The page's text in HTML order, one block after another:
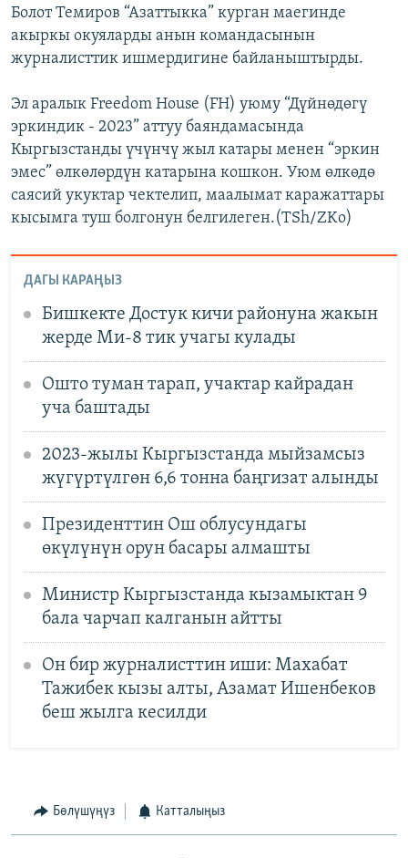
Болот Темиров “Азаттыкка” курган маегинде
акыркы окуяларды анын командасынын
журналисттик ишмердигине байланыштырды.
Эл аралык Freedom House (FH) уюму “Дүйнөдөгү
эркиндик - 2023” аттуу баяндамасында
Кыргызстанды үчүнчү жыл катары менен “эркин
эмес” өлкөлөрдүн катарына кошкон. Уюм өлкөдө
саясий укуктар чектелип, маалымат каражаттары
кысымга туш болгонун белгилеген.(TSh/ZKo)
ДАГЫ КАРАҢЫЗ
Бишкекте Достук кичи районуна жакын
жерде Ми-8 тик учагы кулады
Ошто туман тарап, учактар кайрадан
уча баштады
2023-жылы Кыргызстанда мыйзамсыз
жүгүртүлгөн 6,6 тонна баңгизат алынды
Президенттин Ош облусундагы
өкүлүнүн орун басары алмашты
Министр Кыргызстанда кызамыктан 9
бала чарчап калганын айтты
Он бир журналисттин иши: Махабат
Тажибек кызы алты, Азамат Ишенбеков
беш жылга кесилди
Бөлүшүңүз Катталыңыз